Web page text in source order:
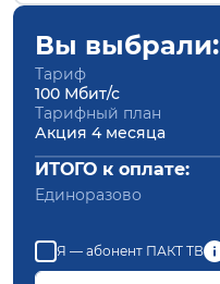
Вы выбрали:
Тариф
100 Мбит/с
Тарифный план
Акция 4 месяца
ИТОГО к оплате:
Единоразово
Я — абонент ПАКТ ТВ